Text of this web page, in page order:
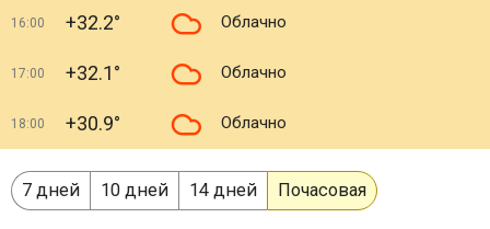
16:00 +32.2° Облачно
17:00 +32.1° Облачно
18:00 +30.9° Облачно
7 дней 10 дней 14 дней Почасовая